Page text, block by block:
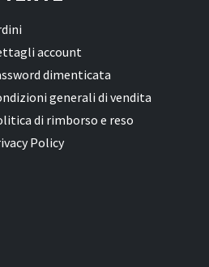
account
dimenticata
generali di vendita
di rimborso e reso
Policy